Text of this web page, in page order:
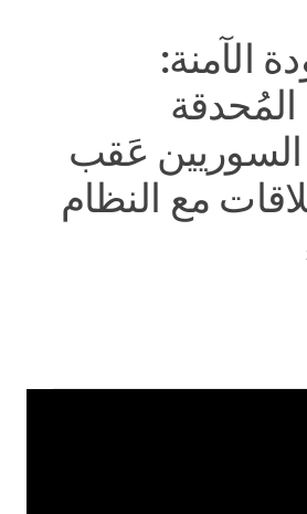
الآمنة:
المُحدقة
السوريين عَقب
مع النظام